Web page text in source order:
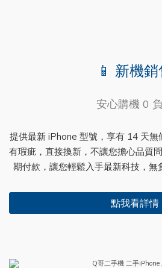
📱 新機銷
安心購機 0
提供最新 iPhone 型號，享有 14 天無
有瑕疵，直接換新，不讓您擔心品質
期付款，讓您輕鬆入手最新科技，無
點我看詳情